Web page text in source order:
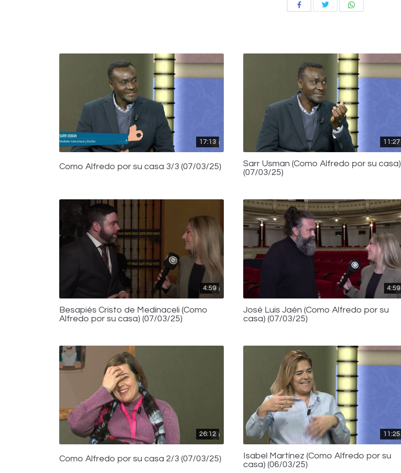
CompartirCompartir
17:13
Como Alfredo por su casa 3/3 (07/03/25)
11:27
Sarr Usman (Como Alfredo por su casa)
(07/03/25)
4:59
Besapiés Cristo de Medinaceli (Como
Alfredo por su casa) (07/03/25)
4:59
José Luis Jaén (Como Alfredo por su
casa) (07/03/25)
26:12
Como Alfredo por su casa 2/3 (07/03/25)
11:25
Isabel Martínez (Como Alfredo por su
casa) (06/03/25)